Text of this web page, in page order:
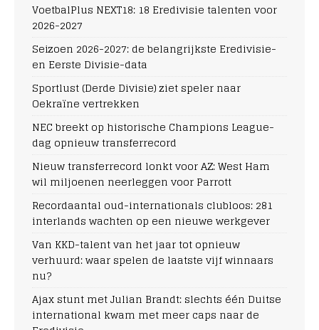
VoetbalPlus NEXT18: 18 Eredivisie talenten voor
2026-2027
Seizoen 2026-2027: de belangrijkste Eredivisie-
en Eerste Divisie-data
Sportlust (Derde Divisie) ziet speler naar
Oekraïne vertrekken
NEC breekt op historische Champions League-
dag opnieuw transferrecord
Nieuw transferrecord lonkt voor AZ: West Ham
wil miljoenen neerleggen voor Parrott
Recordaantal oud-internationals clubloos: 281
interlands wachten op een nieuwe werkgever
Van KKD-talent van het jaar tot opnieuw
verhuurd: waar spelen de laatste vijf winnaars
nu?
Ajax stunt met Julian Brandt: slechts één Duitse
international kwam met meer caps naar de